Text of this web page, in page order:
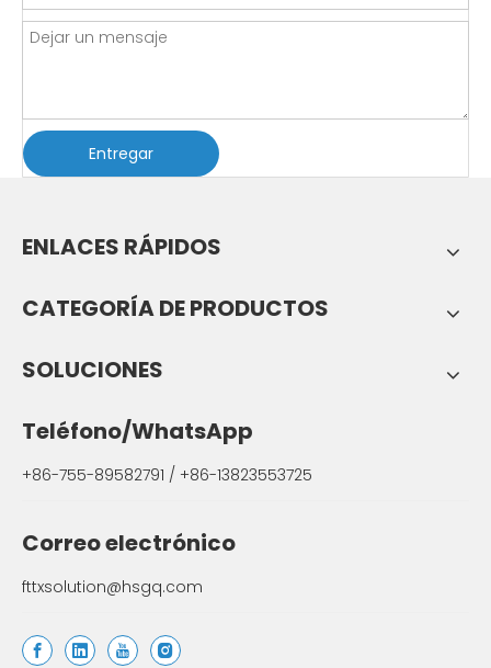
Entregar
ENLACES RÁPIDOS
CATEGORÍA DE PRODUCTOS
SOLUCIONES
Teléfono/WhatsApp
+86-755-89582791 / +86-13823553725
Correo electrónico
fttxsolution@hsgq.com